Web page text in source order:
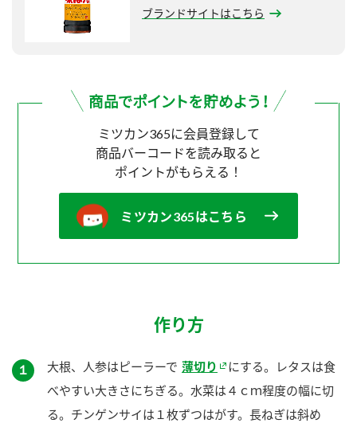
ブランドサイトはこちら
ミツカン365に会員登録して
商品バーコードを読み取ると
ポイントがもらえる！
ミツカン365はこちら
作り方
１ 大根、人参はピーラーで 薄切り
にする。レタスは食
べやすい大きさにちぎる。水菜は４ｃｍ程度の幅に切
る。チンゲンサイは１枚ずつはがす。長ねぎは斜め